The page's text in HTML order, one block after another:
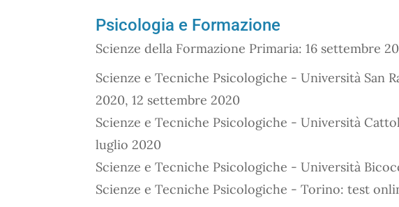
Psicologia e Formazione
Scienze della Formazione Primaria: 16 settembre
Scienze e Tecniche Psicologiche - Università San
2020, 12 settembre 2020
Scienze e Tecniche Psicologiche - Università
luglio 2020
Scienze e Tecniche Psicologiche - Università
Scienze e Tecniche Psicologiche - Torino: test